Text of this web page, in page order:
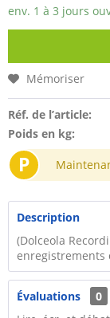
env. 1 à 3 jours
Mémoriser
Réf. de l’article:
Poids en kg:
P
Description
(Dolceola
enregistrements
Évaluations
0